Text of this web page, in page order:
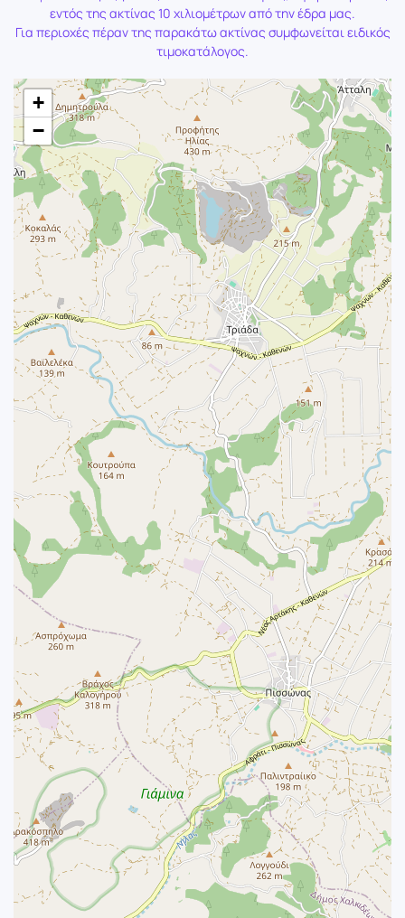
εντός της ακτίνας 10 χιλιομέτρων από την έδρα μας.
Για περιοχές πέραν της παρακάτω ακτίνας συμφωνείται ειδικός
τιμοκατάλογος.
+
−